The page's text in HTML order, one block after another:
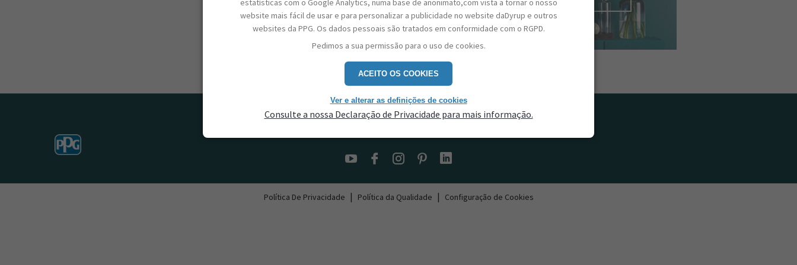
Política De Privacidade | Política da Qualidade | Configuração de Cookies
estatísticas com o Google Analytics, numa base de anonimato,com vista a tornar o nosso
website mais fácil de usar e para personalizar a publicidade no website daDyrup e outros
websites da PPG. Os dados pessoais são tratados em conformidade com o RGPD.
Pedimos a sua permissão para o uso de cookies.
ACEITO OS COOKIES
Ver e alterar as definições de cookies
Consulte a nossa Declaração de Privacidade para mais informação.